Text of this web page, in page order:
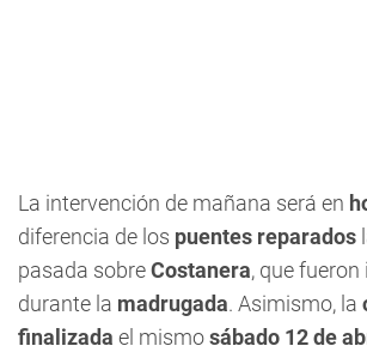
La intervención de mañana será en
diferencia de los puentes reparados
pasada sobreCostanera, que
durante la madrugada. Asimismo, la
finalizada el mismosábado 12 de